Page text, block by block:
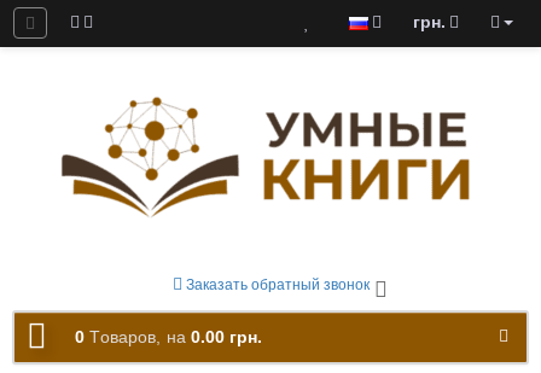
грн.
Заказать обратный звонок
0 Tоваров, на 0.00 грн.